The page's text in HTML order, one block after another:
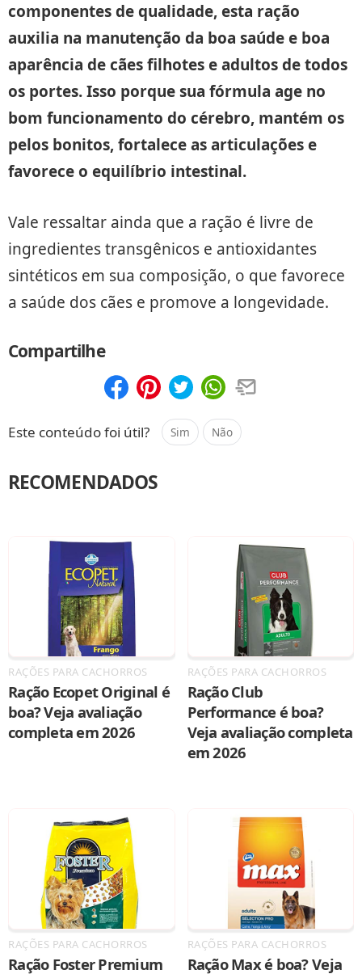
componentes de qualidade, esta ração
auxilia na manutenção da boa saúde e boa
aparência de cães filhotes e adultos de todos
os portes.Isso porque sua fórmula age no
bom funcionamento do cérebro, mantém os
pelos bonitos, fortalece as articulações e
favorece o equilíbrio intestinal.
Vale ressaltar ainda que a ração é livre de
ingredientes transgênicos e antioxidantes
sintéticos em sua composição, o que favorece
a saúde dos cães e promove a longevidade.
Compartilhe
Este conteúdo foi útil? Sim Não
RECOMENDADOS
RAÇÕES PARA CACHORROS
Ração Ecopet Original é
boa? Veja avaliação
completa em 2026
RAÇÕES PARA CACHORROS
Ração Club
Performance é boa?
Veja avaliação completa
em 2026
RAÇÕES PARA CACHORROS
Ração Foster Premium
RAÇÕES PARA CACHORROS
Ração Max é boa? Veja